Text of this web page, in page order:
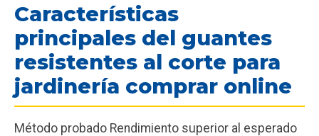
Características
principales del guantes
resistentes al corte para
jardinería comprar online
Método probado Rendimiento superior al esperado